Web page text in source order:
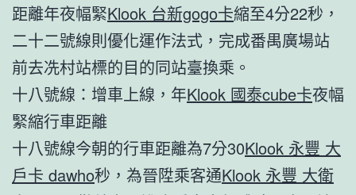
距離年夜幅緊Klook 台新gogo卡縮至4分22秒，
二十二號線則優化運作法式，完成番禺廣場站
前去冼村站標的目的同站臺換乘。
十八號線：增車上線，年Klook 國泰cube卡夜幅
緊縮行車距離
十八號線今朝的行車距離為7分30Klook 永豐 大
戶卡 dawho秒，為晉陞乘客通Klook 永豐 大衛